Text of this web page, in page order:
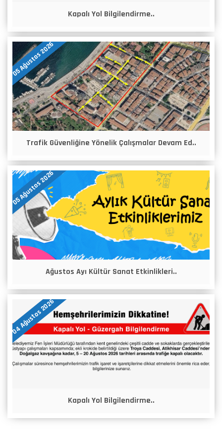
Kapalı Yol Bilgilendirme..
05 Ağustos 2026
Trafik Güvenliğine Yönelik Çalışmalar Devam Ed..
05 Ağustos 2026
Ağustos Ayı Kültür Sanat Etkinlikleri..
04 Ağustos 2026
Kapalı Yol Bilgilendirme..